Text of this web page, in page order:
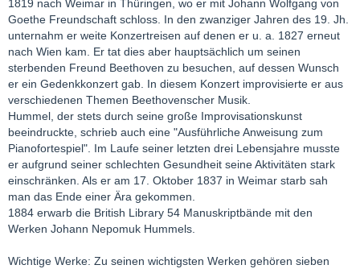
1819 nach Weimar in Thüringen, wo er mit Johann Wolfgang von
Goethe Freundschaft schloss. In den zwanziger Jahren des 19. Jh.
unternahm er weite Konzertreisen auf denen er u. a. 1827 erneut
nach Wien kam. Er tat dies aber hauptsächlich um seinen
sterbenden Freund Beethoven zu besuchen, auf dessen Wunsch
er ein Gedenkkonzert gab. In diesem Konzert improvisierte er aus
verschiedenen Themen Beethovenscher Musik.
Hummel, der stets durch seine große Improvisationskunst
beeindruckte, schrieb auch eine "Ausführliche Anweisung zum
Pianofortespiel". Im Laufe seiner letzten drei Lebensjahre musste
er aufgrund seiner schlechten Gesundheit seine Aktivitäten stark
einschränken. Als er am 17. Oktober 1837 in Weimar starb sah
man das Ende einer Ära gekommen.
1884 erwarb die British Library 54 Manuskriptbände mit den
Werken Johann Nepomuk Hummels.
Wichtige Werke: Zu seinen wichtigsten Werken gehören sieben